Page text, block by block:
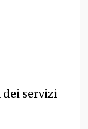
dei servizi